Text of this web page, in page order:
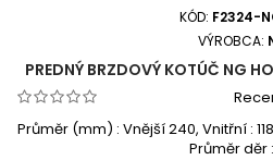
KÓD: F2324-
VÝROBCA:
PREDNÝ BRZDOVÝ KOTÚČ NG
Průměr (mm) : Vnější 240, Vnitřní :
Průměr děr